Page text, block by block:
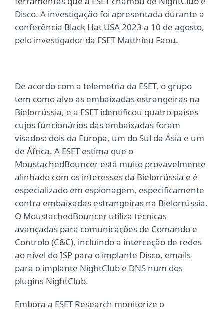
Disco. A investigação foi apresentada durante a
conferência Black Hat USA 2023 a 10 de agosto,
pelo investigador da ESET Matthieu Faou.
De acordo com a telemetria da ESET, o grupo
tem como alvo as embaixadas estrangeiras na
Bielorrússia, e a ESET identificou quatro países
cujos funcionários das embaixadas foram
visados: dois da Europa, um do Sul da Ásia e um
de África. A ESET estima que o
MoustachedBouncer está muito provavelmente
alinhado com os interesses da Bielorrússia e é
especializado em espionagem, especificamente
contra embaixadas estrangeiras na Bielorrússia.
O MoustachedBouncer utiliza técnicas
avançadas para comunicações de Comando e
Controlo (C&C), incluindo a interceção de redes
ao nível do ISP para o implante Disco, emails
para o implante NightClub e DNS num dos
plugins NightClub.
Embora a ESET Research monitorize o